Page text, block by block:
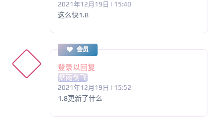
2021年12月19日 | 15:40
这么快1.8
会员
登录以回复
烟雨剑飞
2021年12月19日 | 15:52
1.8更新了什么